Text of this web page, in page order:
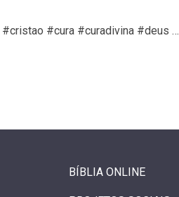
#cura #curadivina #deus …
BÍBLIA ONLINE